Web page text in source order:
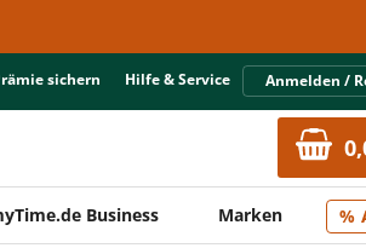
sichern Hilfe & Service Anmelden /
Business Marken